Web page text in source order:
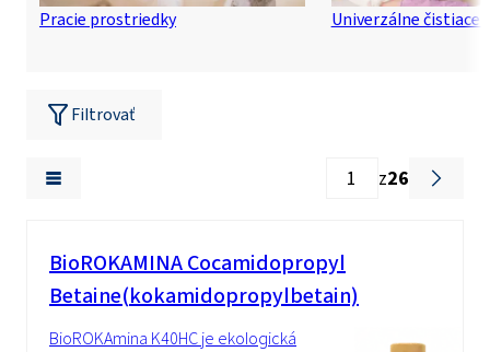
Pracie prostriedky Univerzálne čistiace
Filtrovať
z26
BioROKAMINA Cocamidopropyl
Betaine(kokamidopropylbetain)
BioROKAmina K40HC je ekologická